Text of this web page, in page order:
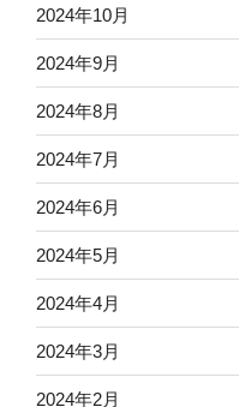
2024年10月
2024年9月
2024年8月
2024年7月
2024年6月
2024年5月
2024年4月
2024年3月
2024年2月